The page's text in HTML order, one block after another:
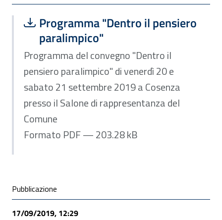
Scarica file:
Programma "Dentro il pensiero
paralimpico"
Formato PDF — Dimensione 203.28 kB
Programma del convegno "Dentro il
pensiero paralimpico" di venerdì 20 e
sabato 21 settembre 2019 a Cosenza
presso il Salone di rappresentanza del
Comune
Formato PDF — 203.28 kB
Condivisione social
Pubblicazione
17/09/2019, 12:29